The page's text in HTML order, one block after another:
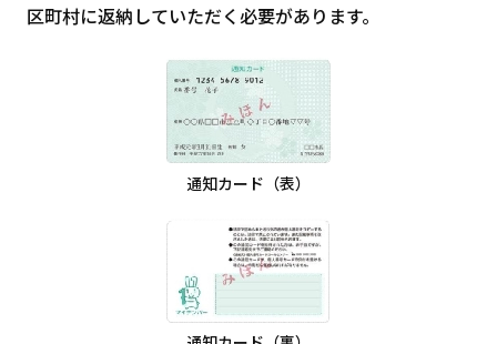
区町村に返納していただく必要があります。
通知カード（表）